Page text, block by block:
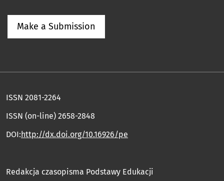
Make a Submission
ISSN 2081-2264
ISSN (on-line) 2658-2848
DOI: http://dx.doi.org/10.16926/pe
Redakcja czasopisma Podstawy Edukacji